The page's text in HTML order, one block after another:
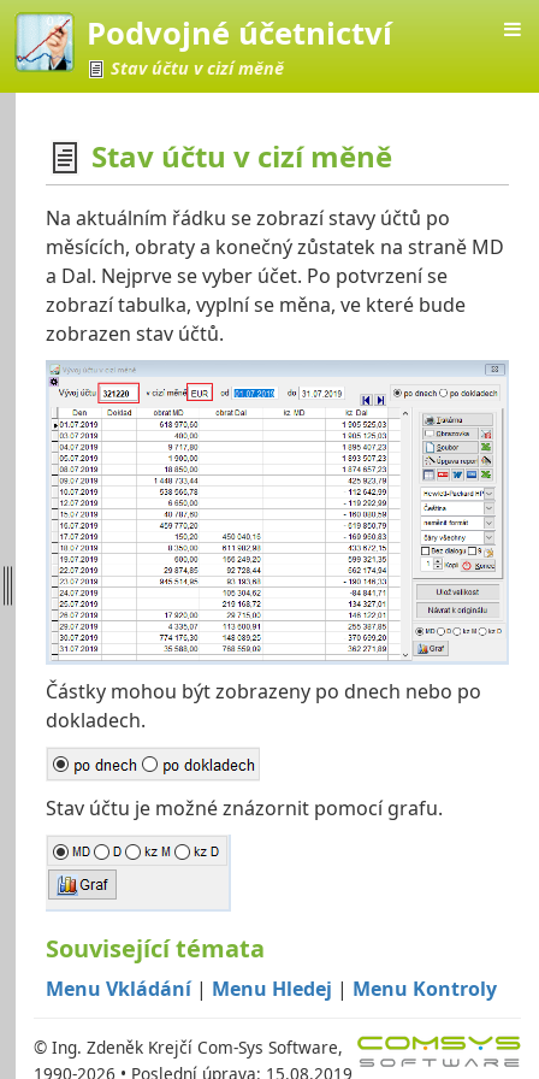
Podvojné účetnictví
Stav účtu v cizí měně
Stav účtu v cizí měně
Na aktuálním řádku se zobrazí stavy účtů po
měsících, obraty a konečný zůstatek na straně MD
a Dal. Nejprve se vyber účet. Po potvrzení se
zobrazí tabulka, vyplní se měna, ve které bude
zobrazen stav účtů.
Částky mohou být zobrazeny po dnech nebo po
dokladech.
Stav účtu je možné znázornit pomocí grafu.
Související témata
Menu Vkládání| Menu Hledej | Menu Kontroly
© Ing. Zdeněk Krejčí Com-Sys Software,
1990-2026 • Poslední úprava: 15.08.2019